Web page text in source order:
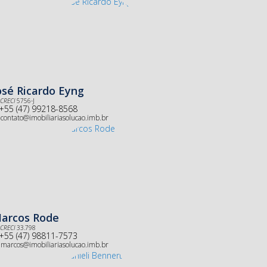
Ricardo Eyng
CRECI5756-J
(47) 99218-8568
contato@imobiliariasolucao.imb.br
Rode
CRECI33.798
(47) 98811-7573
marcos@imobiliariasolucao.imb.br